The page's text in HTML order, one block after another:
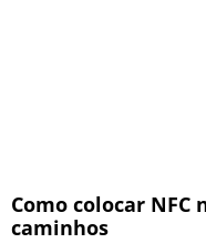
Como colocar
caminhos